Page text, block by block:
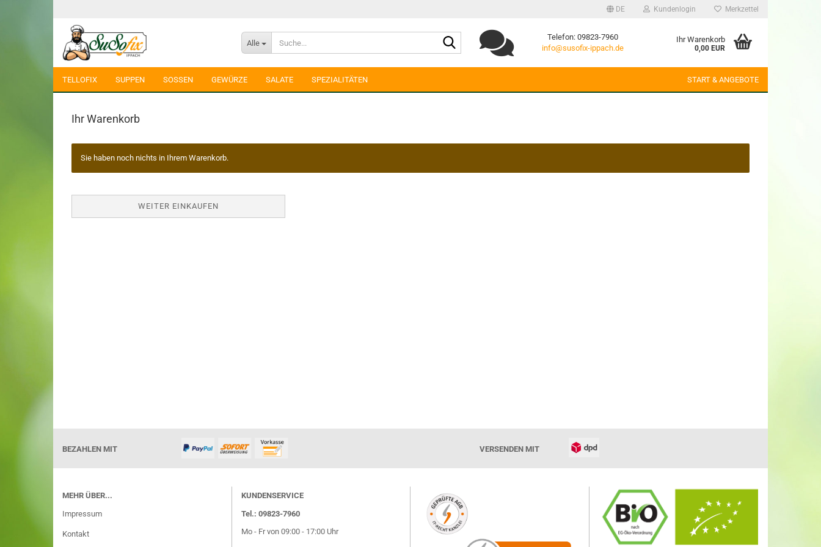
DE Kundenlogin Merkzettel
Alle
Suche...
Telefon: 09823-7960
info@susofix-ippach.de
Ihr Warenkorb
0,00 EUR
TELLOFIX SUPPEN SOSSEN GEWÜRZE SALATE SPEZIALITÄTEN START & ANGEBOTE
Ihr Warenkorb
Sie haben noch nichts in Ihrem Warenkorb.
WEITER EINKAUFEN
BEZAHLEN MIT VERSENDEN MIT
MEHR ÜBER...
Impressum
Kontakt
KUNDENSERVICE
Tel.: 09823-7960
Mo - Fr von 09:00 - 17:00 Uhr